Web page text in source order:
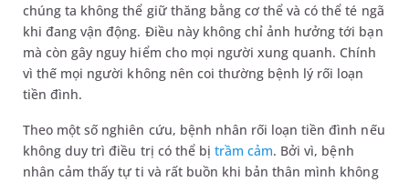
chúng ta không thể giữ thăng bằng cơ thể và có thể té ngã
khi đang vận động. Điều này không chỉ ảnh hưởng tới bạn
mà còn gây nguy hiểm cho mọi người xung quanh. Chính
vì thế mọi người không nên coi thường bệnh lý rối loạn
tiền đình.
Theo một số nghiên cứu, bệnh nhân rối loạn tiền đình nếu
không duy trì điều trị có thể bị trầm cảm. Bởi vì, bệnh
nhân cảm thấy tự ti và rất buồn khi bản thân mình không